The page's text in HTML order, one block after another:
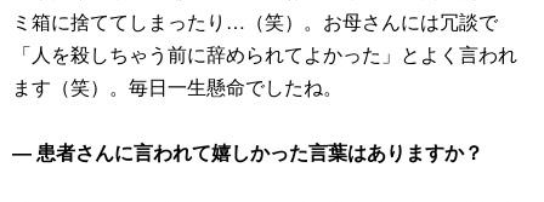
ミ箱に捨ててしまったり…（笑）。お母さんには冗談で
「人を殺しちゃう前に辞められてよかった」とよく言われ
ます（笑）。毎日一生懸命でしたね。
― 患者さんに言われて嬉しかった言葉はありますか？